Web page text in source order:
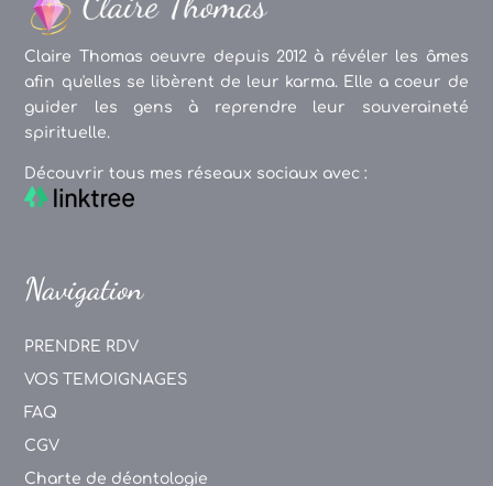
Claire Thomas oeuvre depuis 2012 à révéler les âmes
afin qu'elles se libèrent de leur karma. Elle a coeur de
guider les gens à reprendre leur souveraineté
spirituelle.
Découvrir tous mes réseaux sociaux avec :
Navigation
PRENDRE RDV
VOS TEMOIGNAGES
FAQ
CGV
Charte de déontologie